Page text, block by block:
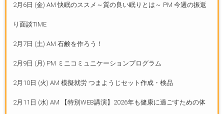
2月6日 (金) AM 快眠のススメ～質の良い眠りとは～ PM 今週の振返
り面談TIME
2月7日 (土) AM 石鹸を作ろう！
2月9日 (月) PM ミニコミュニケーションプログラム
2月10日 (火) AM 模擬就労 つまようじセット作成・検品
2月11日 (水) AM 【特別WEB講演】2026年も健康に過ごすための体